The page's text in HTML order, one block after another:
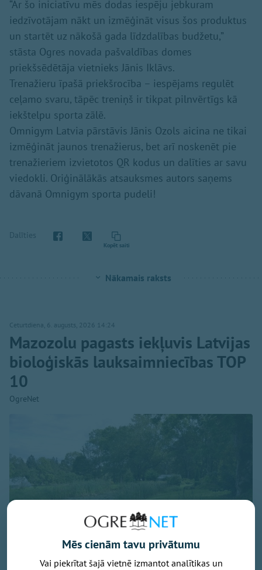
“Ar šo iniciatīvu mēs dodas iespēju jebkuram
iedzīvotājam nākt un izmēģināt visus šos produktus
un startēt uz nākošā gada līdzdalības budžetu,”
stāsta Ogres novada pašvaldības domes
priekšsēdētāja vietnieks Jānis Iklāvs.
Trenažieru īpašā priekšrocība – iespējams regulēt
ceļamo svaru, tāpēc treniņš ir tikpat pilnvērtīgs kā
iekštelpu sporta zālē.
Omnigym Latvia pārstāvis Jānis Ozols aicina ne tikai
izmēģināt jaunos trenažierus, bet arī noskenēt pie
trenažieriem izvietotos QR kodus un dalīties ar savu
viedokli. Oriģinālākās atsauksmes autors saņems
dāvanā Omnigym sporta pudeli!
Dalīties
Kopēt saiti
Nākamais raksts
Ceturtdiena, 6. augusts, 2026 14:24
Mazozolu pagasts iekļuvis Latvijas
bioloģiskās lauksaimniecības TOP
10
OgreNet
Mēs cienām tavu privātumu
Vai piekrītat šajā vietnē izmantot analītikas un